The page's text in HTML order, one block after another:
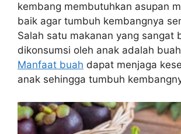
kembang membutuhkan asupan
baik agar tumbuh kembangnya
Salah satu makanan yang sangat
dikonsumsi oleh anak adalah
Manfaat buah dapat menjaga
anak sehingga tumbuh